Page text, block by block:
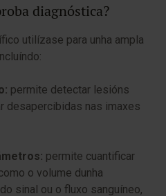
diagnóstica?
utilízase para unha ampla
permite detectar lesións
desapercibidas nas imaxes
permite cuantificar
o volume dunha
sinal ou o fluxo sanguíneo,